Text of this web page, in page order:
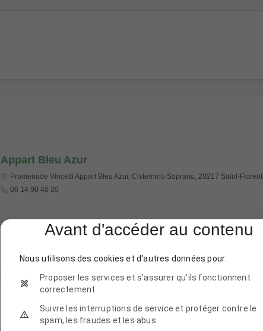
Appart Bleu Azur
Promenade Vincetti Appart Bleu Azur, Cisterninu Sopranu, 20217 Saint-Florent
06 14 90 40 20
Avant d'accéder au contenu
Nous utilisons des cookies et d'autres données pour:
Proposer les services et s'assurer qu'ils fonctionnent
correctement
Suivre les interruptions de service et protéger contre le
spam, les fraudes et les abus